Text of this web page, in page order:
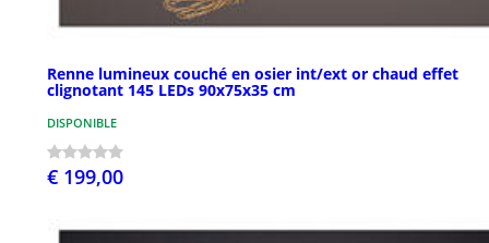
Renne lumineux couché en osier int/ext or chaud effet
clignotant 145 LEDs 90x75x35 cm
DISPONIBLE
€ 199,00